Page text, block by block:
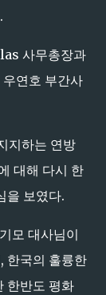
사무총장과
연호 부간사
지하는 연방
대해 다시 한
을 보였다.
모 대사님이
한국의 훌륭한
한반도 평화